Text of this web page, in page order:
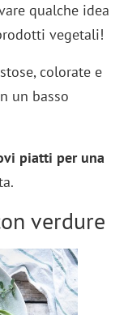
qualche idea
vegetali!
colorate e
un basso
piatti per una
verdure